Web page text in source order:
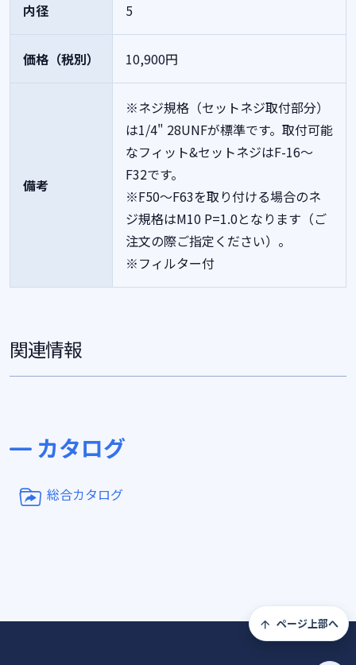
内径 5
価格（税別） 10,900円
備考
※ネジ規格（セットネジ取付部分）
は1/4" 28UNFが標準です。取付可能
なフィット&セットネジはF-16～
F32です。
※F50～F63を取り付ける場合のネ
ジ規格はM10 P=1.0となります（ご
注文の際ご指定ください）。
※フィルター付
関連情報
カタログ
総合カタログ
ページ上部へ